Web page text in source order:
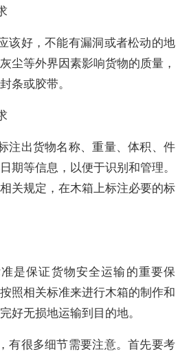
该好，不能有漏洞或者松动的地
尘等外界因素影响货物的质量，
条或胶带。
注出货物名称、重量、体积、件
期等信息，以便于识别和管理。
关规定，在木箱上标注必要的标
是保证货物安全运输的重要保
照相关标准来进行木箱的制作和
好无损地运输到目的地。
有很多细节需要注意。首先要考